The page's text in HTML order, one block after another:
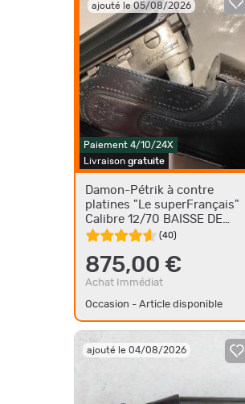
ajouté le 05/08/2026
Paiement 4/10/24X
Livraison gratuite
Damon-Pétrik à contre
platines "Le superFrançais"
Calibre 12/70 BAISSE DE
PRIX
(40)
875,00 €
Achat Immédiat
Occasion - Article disponible
ajouté le 04/08/2026